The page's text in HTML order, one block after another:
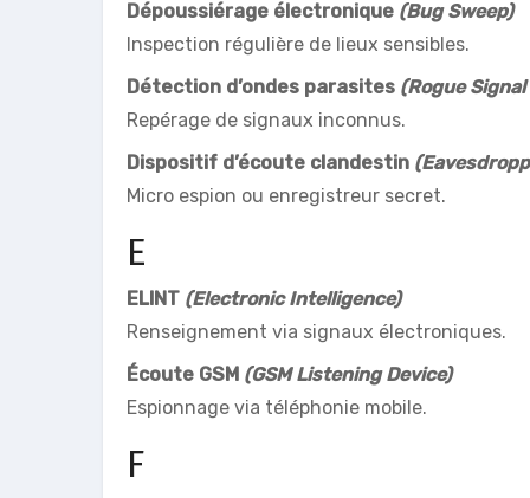
Dépoussiérage électronique (Bug Sweep)
Inspection régulière de lieux sensibles.
Détection d’ondes parasites (Rogue
Repérage de signaux inconnus.
Dispositif d’écoute clandestin
Micro espion ou enregistreur secret.
E
ELINT (Electronic Intelligence)
Renseignement via signaux électroniques.
Écoute GSM (GSM Listening Device)
Espionnage via téléphonie mobile.
F